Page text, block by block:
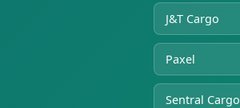
J&T Cargo
Paxel
Sentral Cargo